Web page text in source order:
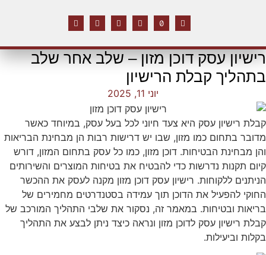
רישיון עסק דוכן מזון – שלב אחר שלב
בתהליך קבלת הרישיון
יוני 11, 2025
קבלת רישיון עסק היא צעד חיוני לכל בעל עסק, במיוחד כאשר
מדובר בתחום כמו מזון, שבו יש דרישות רבות הן מבחינת הבריאות
והן מבחינת הבטיחות. דוכן מזון, כמו כל עסק בתחום המזון, דורש
קיום תקנות נדרשות כדי להבטיח את בטיחות המוצרים והשירותים
הניתנים ללקוחות. רישיון עסק דוכן מזון מקנה לעסק את ההכשר
החוקי להפעיל את הדוכן תוך עמידה בסטנדרטים מחמירים של
בריאות ובטיחות. במאמר זה, נסקור את שלבי התהליך המורכב של
קבלת רישיון עסק לדוכן מזון ונראה כיצד ניתן לבצע את התהליך
בקלות וביעילות.